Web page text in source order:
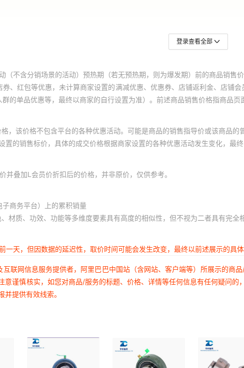
登录查看全部
（不含分销场景的活动）预热期（若无预热期，则为爆发期）前的商品销
、红包等优惠，未计算商家设置的满减优惠、优惠券、店铺返利金、店铺
的单品优惠等，最终以商家的自行设置为准）。前述商品销售价格指商品
，该价格不包含平台的各种优惠活动。可能是商品的销售指导价或该商品的
的销售标价，具体的成交价格根据商家设置的各种优惠活动发生变化，最终
叠加L会员价折扣后的价格，并非原价，仅供参考。
商务平台）上的累积销量
材质、功效、功能等多维度要素具有高度的相似性，但不视为二者具有完全
天，但因数据的延迟性，取价时间可能会发生改变，最终以前述展示的具
联网信息服务提供者，阿里巴巴中国站（含网站、客户端等）所展示的
谨慎核实，如您对商品/服务的标题、价格、详情等任何信息有任何疑问
提供有效线索。